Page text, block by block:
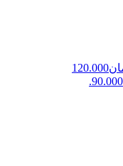
قیمت اصلی: تومان120.000